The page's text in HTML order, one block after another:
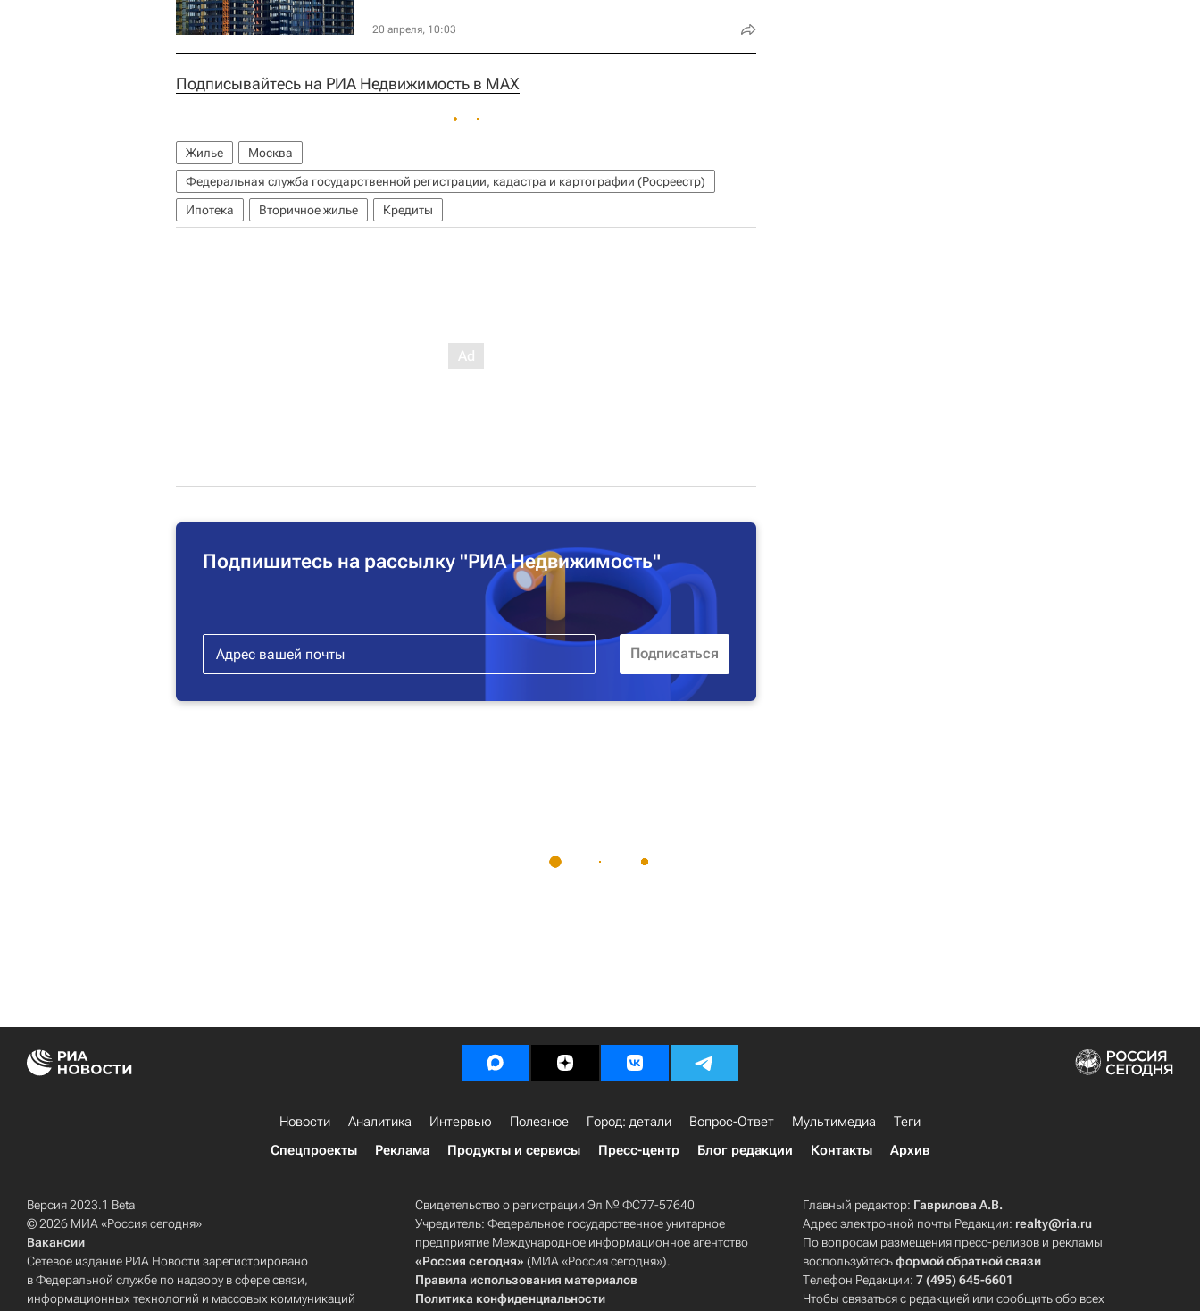
20 апреля, 10:03
Подписывайтесь на РИА Недвижимость в MAX
Жилье
Москва
Федеральная служба государственной регистрации, кадастра и картографии (Росреестр)
Ипотека
Вторичное жилье Кредиты
Подпишитесь на рассылку "РИА Недвижимость"
Новости Аналитика Интервью Полезное Город: детали Вопрос-Ответ Мультимедиа
Теги
Спецпроекты
Реклама Продукты и сервисы Пресс-центр Блог редакции Контакты Архив
Версия 2023.1 Beta
© 2026 МИА «Россия сегодня»
Вакансии
Сетевое издание РИА Новости зарегистрировано
в Федеральной службе по надзору в сфере связи,
информационных технологий и массовых коммуникаций
Свидетельство о регистрации Эл № ФС77-57640
Учредитель: Федеральное государственное унитарное
предприятие Международное информационное агентство
«Россия сегодня» (МИА «Россия сегодня»).
Правила использования материалов
Политика конфиденциальности
Главный редактор: Гаврилова А.В.
Адрес электронной почты Редакции: realty@ria.ru
По вопросам размещения пресс-релизов и рекламы
воспользуйтесьформой обратной связи
Телефон Редакции:7 (495) 645-6601
Чтобы связаться с редакцией или сообщить обо всех